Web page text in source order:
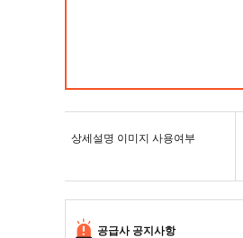
상세설명 이미지 사용여부
공급사 공지사항